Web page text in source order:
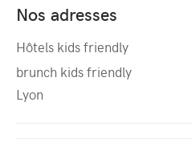
Nos adresses
Hôtels kids friendly
brunch kids friendly
Lyon